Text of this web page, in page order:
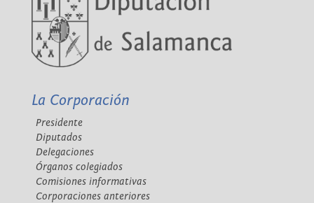
La Corporación
Presidente
Diputados
Delegaciones
Órganos colegiados
Comisiones informativas
Corporaciones anteriores